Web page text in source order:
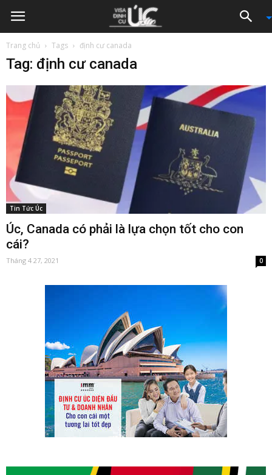
Trang chủ Tags định cư canada
Tag: định cư canada
Tin Tức Úc
Úc, Canada có phải là lựa chọn tốt cho con
cái?
Tháng 4 27, 2021 0